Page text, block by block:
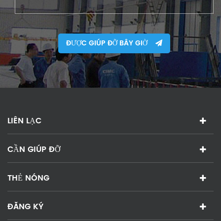
ĐƯỢC GIÚP ĐỠ BÂY GIỜ
LIÊN LẠC
CẦN GIÚP ĐỠ
THẺ NÓNG
ĐĂNG KÝ